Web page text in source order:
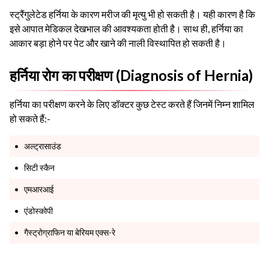
स्ट्रैंगुलेटेड हर्निया के कारण मरीज की मृत्यु भी हो सकती है। यही कारण है कि
इसे आपात मेडिकल देखभाल की आवश्यकता होती है। साथ ही, हर्निया का
आकार बड़ा होने पर पेट और खाने की नाली विस्थापित हो सकती है।
हर्निया रोग का परीक्षण (Diagnosis of Hernia)
हर्निया का परीक्षण करने के लिए डॉक्टर कुछ टेस्ट करते हैं जिनमें निम्न शामिल
हो सकते हैं:-
अल्ट्रासाउंड
सिटी स्कैन
एमआरआई
एंडोस्कोपी
गैस्ट्रोग्राफिन या बेरियम एक्स-रे